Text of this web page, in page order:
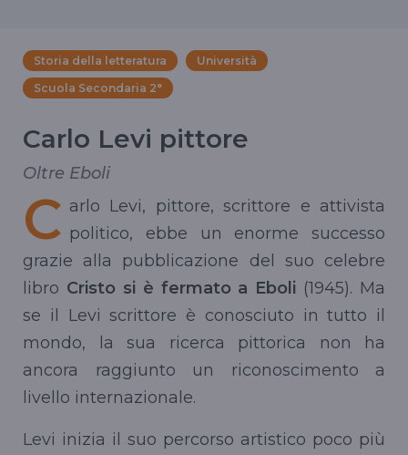
Storia della letteratura
Università
Scuola Secondaria 2°
Carlo Levi pittore
Oltre Eboli
C arlo Levi, pittore, scrittore e attivista
politico, ebbe un enorme successo
grazie alla pubblicazione del suo celebre
libro Cristo si è fermato a Eboli (1945). Ma
se il Levi scrittore è conosciuto in tutto il
mondo, la sua ricerca pittorica non ha
ancora raggiunto un riconoscimento a
livello internazionale.
Levi inizia il suo percorso artistico poco più